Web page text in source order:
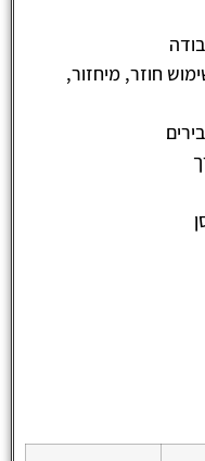
חוזר, מיחזור,